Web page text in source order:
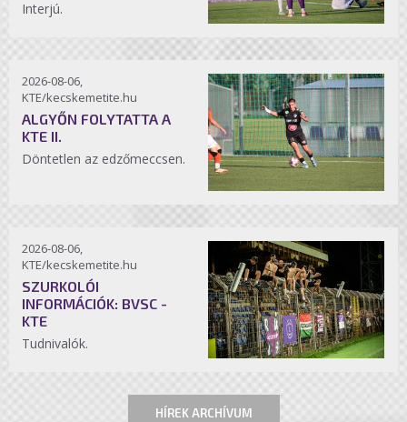
Interjú.
2026-08-06,
KTE/kecskemetite.hu
ALGYŐN FOLYTATTA A
KTE II.
Döntetlen az edzőmeccsen.
2026-08-06,
KTE/kecskemetite.hu
SZURKOLÓI
INFORMÁCIÓK: BVSC -
KTE
Tudnivalók.
HÍREK ARCHÍVUM